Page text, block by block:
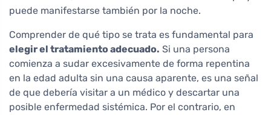
puede manifestarse también por la noche.
Comprender de qué tipo se trata es fundamental para
elegir el tratamiento adecuado. Si una persona
comienza a sudar excesivamente de forma repentina
en la edad adulta sin una causa aparente, es una señal
de que debería visitar a un médico y descartar una
posible enfermedad sistémica. Por el contrario, en